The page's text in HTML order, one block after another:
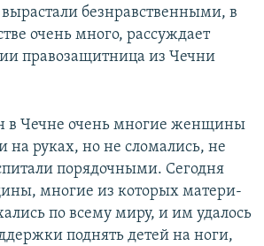
безнравственными, в
очень много, рассуждает
правозащитница из Чечни
в Чечне очень многие женщины
на руках, но не сломались, не
порядочными. Сегодня
многие из которых матери-
по всему миру, и им удалось
поднять детей на ноги,